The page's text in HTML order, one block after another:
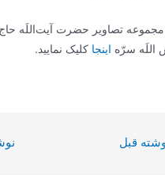
تصاویر حضرت آیت‌اللَه
اللَه سرّه اینجا کلیک نمایید.
قبل